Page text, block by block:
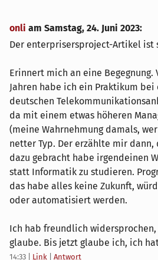
onli am Samstag, 24. Juni 2023:
Der enterprisersproject-Artikel ist
Erinnert mich an eine Begegnung.
Jahren habe ich ein Praktikum bei
deutschen
da mit einem etwas höheren
(meine Wahrnehmung damals,
netter Typ. Der erzählte mir dann,
dazu gebracht habe irgendeinen
statt Informatik zu studieren.
das habe alles keine Zukunft,
oder automatisiert werden.
Ich hab freundlich
glaube. Bis jetzt glaube ich, ich
14:33 Link Antwort